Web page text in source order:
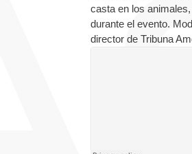
casta en los
durante el evento.
director de Tribuna